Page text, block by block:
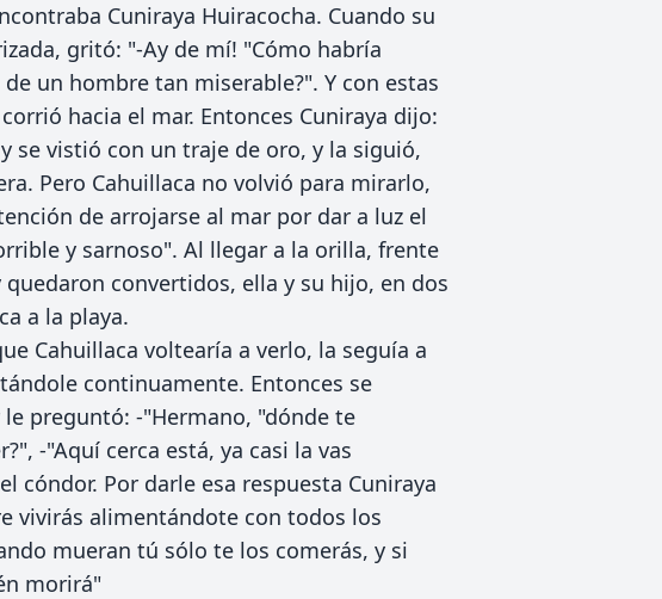
Cuniraya Huiracocha. Cuando su
gritó: "-Ay de mí! "Cómo habría
un hombre tan miserable?". Y con estas
hacia el mar. Entonces Cuniraya dijo:
se vistió con un traje de oro, y la siguió,
Pero Cahuillaca no volvió para mirarlo,
de arrojarse al mar por dar a luz el
y sarnoso". Al llegar a la orilla, frente
quedaron convertidos, ella y su hijo, en dos
a la playa.
Cahuillaca voltearía a verlo, la seguía a
continuamente. Entonces se
preguntó: -"Hermano, "dónde te
-"Aquí cerca está, ya casi la vas
cóndor. Por darle esa respuesta Cuniraya
vivirás alimentándote con todos los
mueran tú sólo te los comerás, y si
morirá"